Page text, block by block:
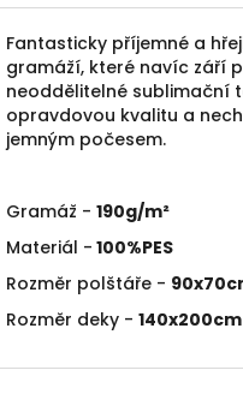
Fantasticky příjemné a
gramáží, které navíc září
neoddělitelné sublimační
opravdovou kvalitu a
jemným počesem.
Gramáž - 190g/m²
Materiál - 100%PES
Rozměr polštáře -
Rozměr deky - 140x200cm
Z